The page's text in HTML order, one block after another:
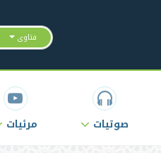
فتاوى
صوتيات مرئيات